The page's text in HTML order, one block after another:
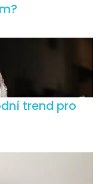
trend pro